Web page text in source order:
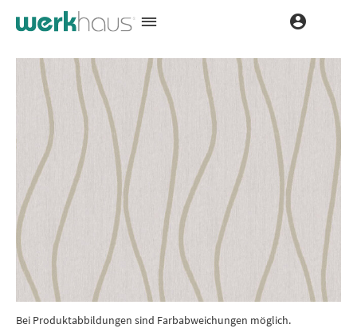
Bei Produktabbildungen sind Farbabweichungen möglich.